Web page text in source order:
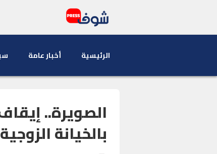
الرئيسية أخبار عامة
الصويرة..
بالخيانة الزوجية